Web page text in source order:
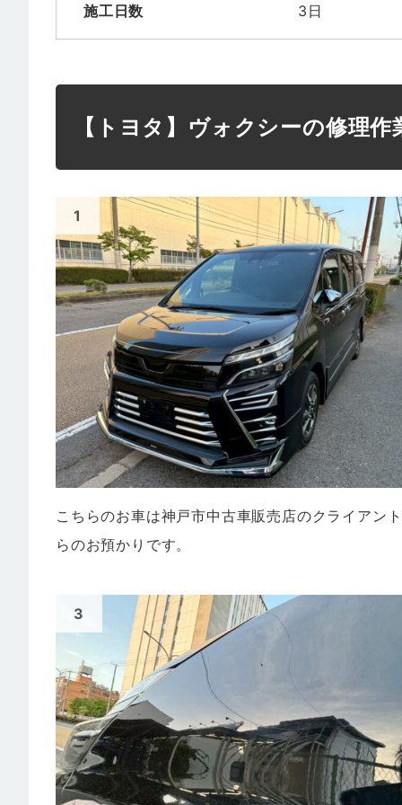
施工日数 3日
【トヨタ】ヴォクシーの修理作
こちらのお車は神戸市中古車販売店のクライアン
らのお預かりです。